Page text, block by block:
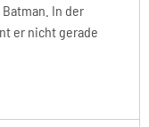
In der
er nicht gerade